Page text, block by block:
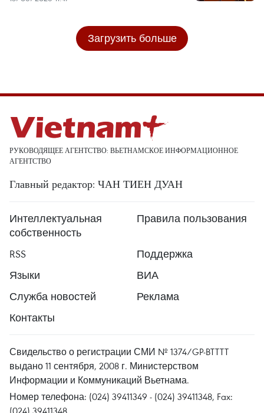
Загрузить больше
РУКОВОДЯЩЕЕ АГЕНТСТВО: ВЬЕТНАМСКОЕ ИНФОРМАЦИОННОЕ
АГЕНТСТВО
Главный редактор: ЧАН ТИЕН ДУАН
Интеллектуальная
собственность
Правила пользования
RSS
Поддержка
Языки
ВИА
Служба новостей
Реклама
Контакты
Свидельство о регистрации СМИ № 1374/GP-BTTTT
выдано 11 сентября, 2008 г. Министерством
Информации и Коммуникаций Вьетнама.
Номер телефона: (024) 39411349 - (024) 39411348, Fax:
(024) 39411348